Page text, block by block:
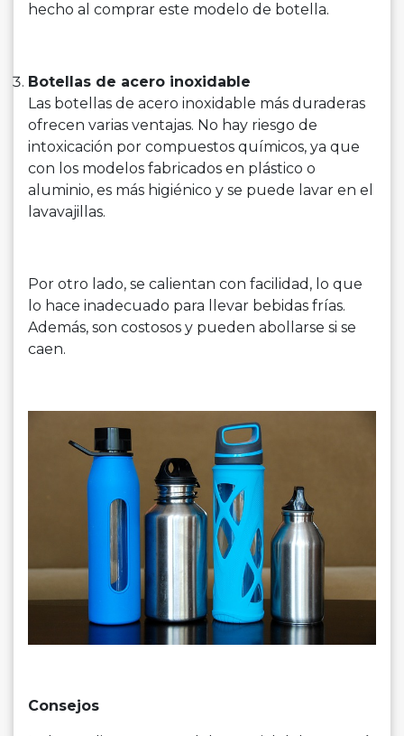
hecho al comprar este modelo de botella.
Botellas de acero inoxidable
Las botellas de acero inoxidable más duraderas
ofrecen varias ventajas. No hay riesgo de
intoxicación por compuestos químicos, ya que
con los modelos fabricados en plástico o
aluminio, es más higiénico y se puede lavar en el
lavavajillas.
Por otro lado, se calientan con facilidad, lo que
lo hace inadecuado para llevar bebidas frías.
Además, son costosos y pueden abollarse si se
caen.
Consejos